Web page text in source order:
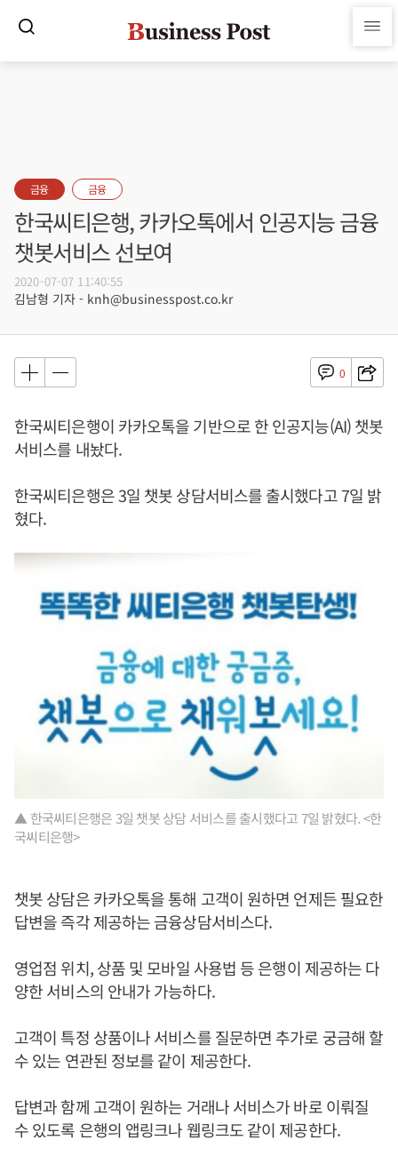
금융 금융
한국씨티은행, 카카오톡에서 인공지능 금융
챗봇서비스 선보여
2020-07-07 11:40:55
김남형 기자 - knh@businesspost.co.kr
0
한국씨티은행이 카카오톡을 기반으로 한 인공지능(AI) 챗봇
서비스를 내놨다.
한국씨티은행은 3일 챗봇 상담서비스를 출시했다고 7일 밝
혔다.
▲ 한국씨티은행은 3일 챗봇 상담 서비스를 출시했다고 7일 밝혔다. <한
국씨티은행>
챗봇 상담은 카카오톡을 통해 고객이 원하면 언제든 필요한
답변을 즉각 제공하는 금융상담서비스다.
영업점 위치, 상품 및 모바일 사용법 등 은행이 제공하는 다
양한 서비스의 안내가 가능하다.
고객이 특정 상품이나 서비스를 질문하면 추가로 궁금해 할
수 있는 연관된 정보를 같이 제공한다.
답변과 함께 고객이 원하는 거래나 서비스가 바로 이뤄질
수 있도록 은행의 앱링크나 웹링크도 같이 제공한다.